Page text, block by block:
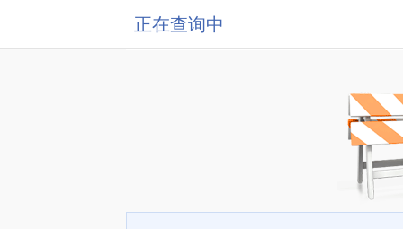
正在查询中